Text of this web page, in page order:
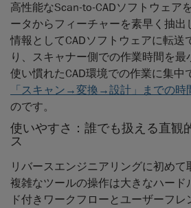
高性能なScan-to-CADソフトウェア
ータからフィーチャーを素早く抽出
情報としてCADソフトウェアに転送
り、スキャナー側での作業時間を
使い慣れたCAD環境での作業に集中
「スキャン→変換→設計」までの時
のです。
使いやすさ：誰でも扱える直観
ス
リバースエンジニアリングに初めて
複雑なツールの操作は大きなハード
ド付きワークフローとユーザーフレ